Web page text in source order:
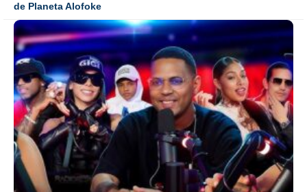
de Planeta Alofoke